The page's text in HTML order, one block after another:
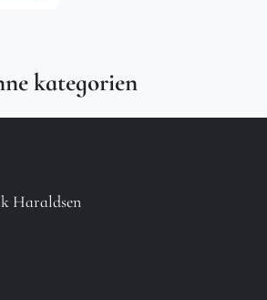
kategorien
Haraldsen